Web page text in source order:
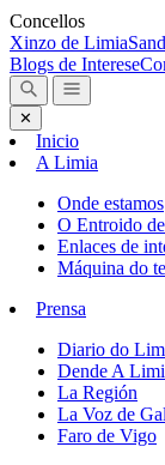
Concellos
Xinzo de Limia
Blogs de Interese
✕
Inicio
A Limia
Onde estamos
O Entroido
Enlaces de
Máquina do
Prensa
Diario do
Dende A
La Región
La Voz de
Faro de Vigo